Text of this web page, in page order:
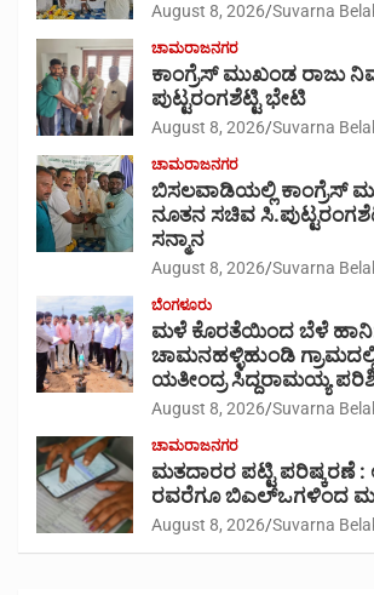
August 8, 2026 Suvarna
ಚಾಮರಾಜನಗರ
ಕಾಂಗ್ರೆಸ್ ಮುಖಂಡ ರಾಜು
ಪುಟ್ಟರಂಗಶೆಟ್ಟಿ ಭೇಟಿ
August 8, 2026 Suvarna
ಚಾಮರಾಜನಗರ
ಬಿಸಲವಾಡಿಯಲ್ಲಿ ಕಾಂಗ್ರೆಸ್
ನೂತನ ಸಚಿವ
ಸನ್ಮಾನ
August 8, 2026 Suvarna
ಬೆಂಗಳೂರು
ಮಳೆ ಕೊರತೆಯಿಂದ ಬೆಳೆ
ಚಾಮನಹಳ್ಳಿಹುಂಡಿ
ಯತೀಂದ್ರ ಸಿದ್ದರಾಮಯ್ಯ
August 8, 2026 Suvarna
ಚಾಮರಾಜನಗರ
ಮತದಾರರ ಪಟ್ಟಿ ಪರಿಷ್ಕರಣೆ :
ರವರೆಗೂ ಬಿಎಲ್‍ಒಗಳಿಂದ
August 8, 2026 Suvarna